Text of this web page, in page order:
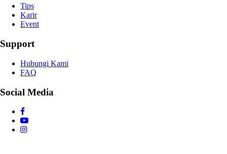
Tips
Karir
Event
Support
Hubungi Kami
FAQ
Social Media